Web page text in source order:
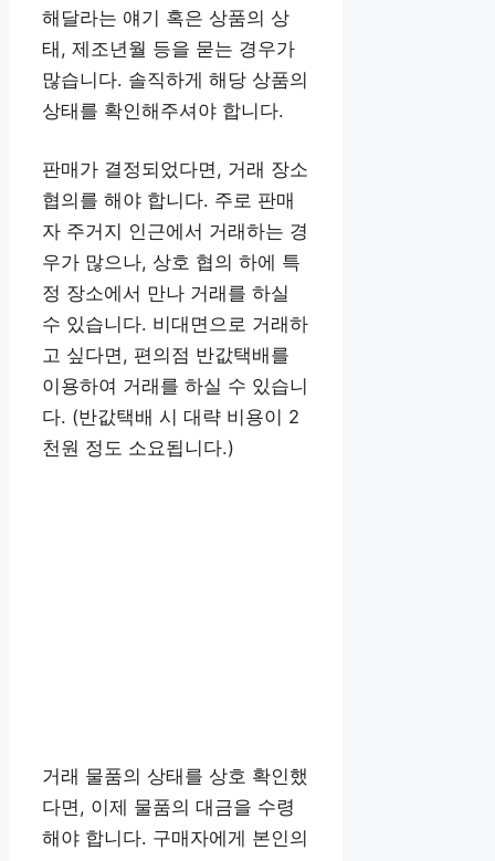
해달라는 얘기 혹은 상품의 상
태, 제조년월 등을 묻는 경우가
많습니다. 솔직하게 해당 상품의
상태를 확인해주셔야 합니다.
판매가 결정되었다면, 거래 장소
협의를 해야 합니다. 주로 판매
자 주거지 인근에서 거래하는 경
우가 많으나, 상호 협의 하에 특
정 장소에서 만나 거래를 하실
수 있습니다. 비대면으로 거래하
고 싶다면, 편의점 반값택배를
이용하여 거래를 하실 수 있습니
다. (반값택배 시 대략 비용이 2
천원 정도 소요됩니다.)
거래 물품의 상태를 상호 확인했
다면, 이제 물품의 대금을 수령
해야 합니다. 구매자에게 본인의